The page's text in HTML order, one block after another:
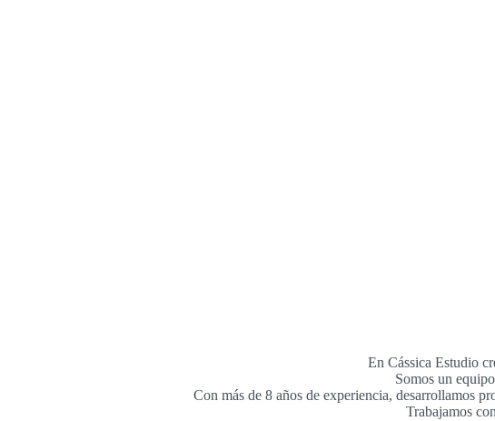
En Cássica Estudio
Somos un
Con más de 8 años de experiencia, desarrollamos
Trabajamos